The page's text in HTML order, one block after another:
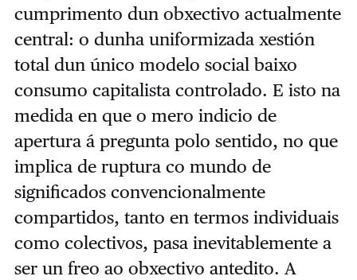
cumprimento dun obxectivo actualmente
central: o dunha uniformizada xestión
total dun único modelo social baixo
consumo capitalista controlado. E isto na
medida en que o mero indicio de
apertura á pregunta polo sentido, no que
implica de ruptura co mundo de
significados convencionalmente
compartidos, tanto en termos individuais
como colectivos, pasa inevitablemente a
ser un freo ao obxectivo antedito. A